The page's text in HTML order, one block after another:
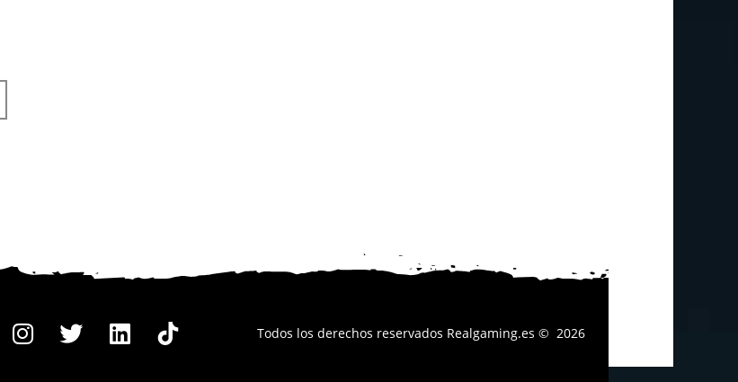
Todos los derechos reservados Realgaming.es © 2026